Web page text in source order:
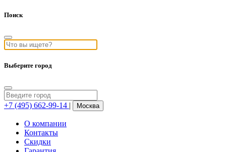
Поиск
Выберите город
+7 (495) 662-99-14 | Москва
О компании
Контакты
Скидки